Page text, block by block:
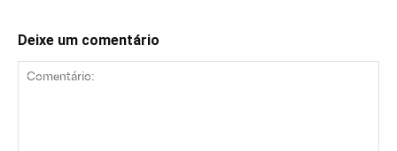
Deixe um comentário